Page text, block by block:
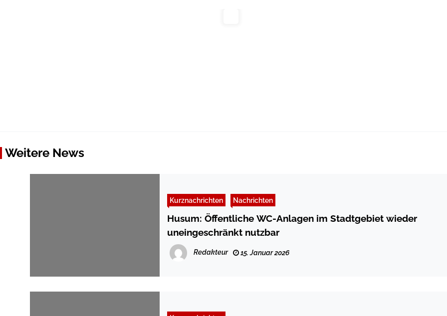
Weitere News
Kurznachrichten Nachrichten
Husum: Öffentliche WC-Anlagen im Stadtgebiet wieder
uneingeschränkt nutzbar
Redakteur 15. Januar 2026